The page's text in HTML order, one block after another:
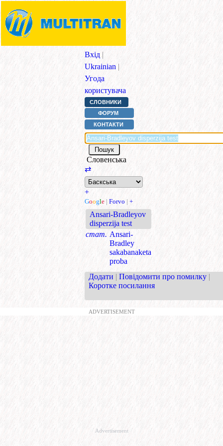
Вхід |
Ukrainian |
Угода
користувача
СЛОВНИКИ
ФОРУМ
КОНТАКТИ
Словенська
⇄
+
Google | Forvo | +
Ansari-Bradleyov
disperzija test
стат. Ansari-
Bradley
sakabanaketa
proba
Додати | Повідомити про помилку |
Коротке посилання
ADVERTISEMENT
Advertisement